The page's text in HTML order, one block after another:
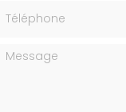
Message